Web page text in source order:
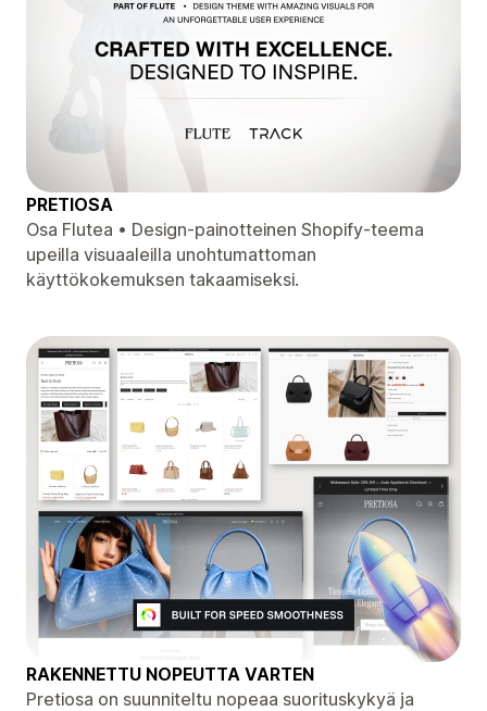
PRETIOSA
Osa Flutea • Design-painotteinen Shopify-teema
upeilla visuaaleilla unohtumattoman
käyttökokemuksen takaamiseksi.
RAKENNETTU NOPEUTTA VARTEN
Pretiosa on suunniteltu nopeaa suorituskykyä ja